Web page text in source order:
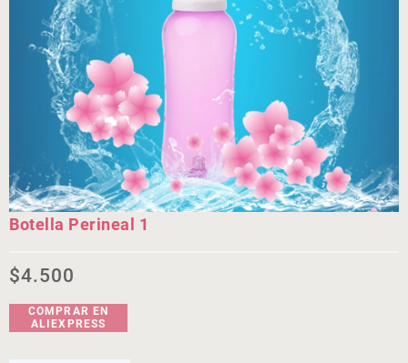
Botella Perineal 1
$4.500
COMPRAR EN
ALIEXPRESS